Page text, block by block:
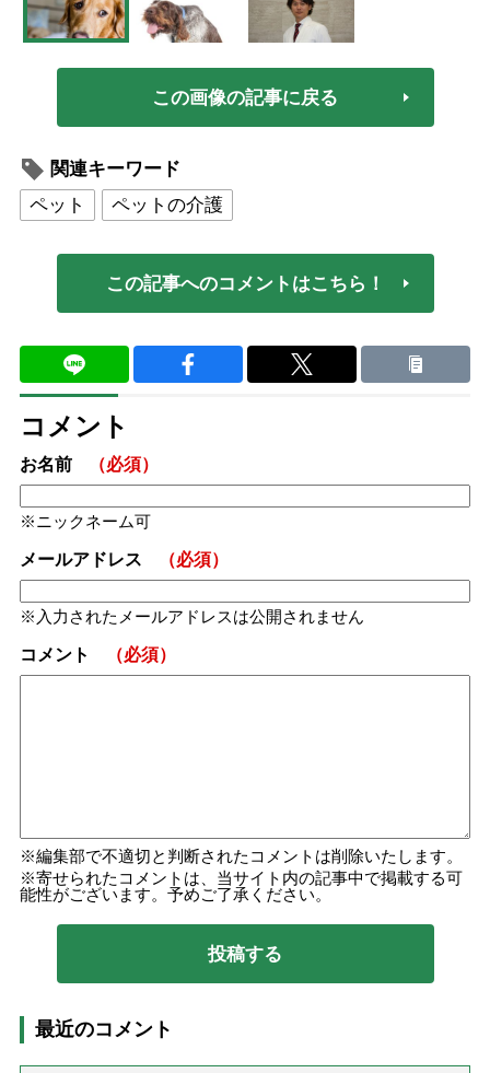
この画像の記事に戻る
関連キーワード
ペット
ペットの介護
この記事へのコメントはこちら！
コメント
お名前 （必須）
ニックネーム可
メールアドレス （必須）
入力されたメールアドレスは公開されません
コメント （必須）
編集部で不適切と判断されたコメントは削除いたします。
寄せられたコメントは、当サイト内の記事中で掲載する可
能性がございます。予めご了承ください。
最近のコメント